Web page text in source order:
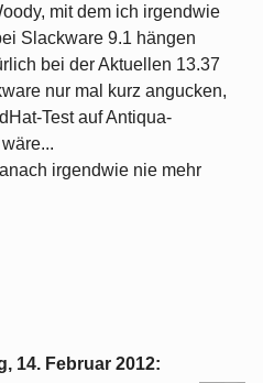
mit dem ich irgendwie
Slackware 9.1 hängen
bei der Aktuellen 13.37
nur mal kurz angucken,
Test auf Antiqua-
irgendwie nie mehr
14. Februar 2012: